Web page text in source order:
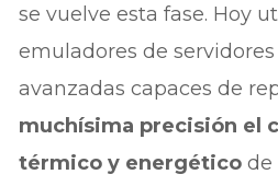
se vuelve esta fase. Hoy
emuladores de
avanzadas capaces de
muchísima precisión el
térmico y energético de